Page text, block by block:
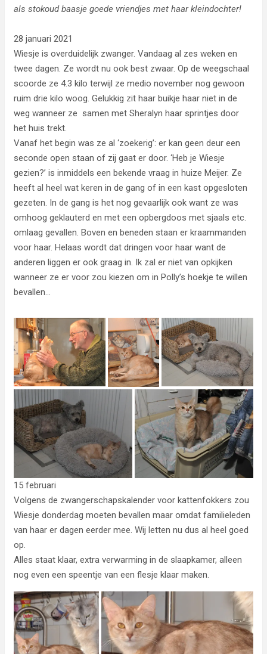
als stokoud baasje goede vriendjes met haar kleindochter!
28 januari 2021
Wiesje is overduidelijk zwanger. Vandaag al zes weken en
twee dagen. Ze wordt nu ook best zwaar. Op de weegschaal
scoorde ze 4.3 kilo terwijl ze medio november nog gewoon
ruim drie kilo woog. Gelukkig zit haar buikje haar niet in de
weg wanneer ze samen met Sheralyn haar sprintjes door
het huis trekt.
Vanaf het begin was ze al ‘zoekerig’: er kan geen deur een
seconde open staan of zij gaat er door. ‘Heb je Wiesje
gezien?’ is inmiddels een bekende vraag in huize Meijer. Ze
heeft al heel wat keren in de gang of in een kast opgesloten
gezeten. In de gang is het nog gevaarlijk ook want ze was
omhoog geklauterd en met een opbergdoos met sjaals etc.
omlaag gevallen. Boven en beneden staan er kraammanden
voor haar. Helaas wordt dat dringen voor haar want de
anderen liggen er ook graag in. Ik zal er niet van opkijken
wanneer ze er voor zou kiezen om in Polly’s hoekje te willen
bevallen…
15 februari
Volgens de zwangerschapskalender voor kattenfokkers zou
Wiesje donderdag moeten bevallen maar omdat familieleden
van haar er dagen eerder mee. Wij letten nu dus al heel goed
op.
Alles staat klaar, extra verwarming in de slaapkamer, alleen
nog even een speentje van een flesje klaar maken.